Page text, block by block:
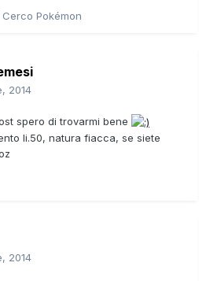
Pokémon
2014
spero di trovarmi bene
li.50, natura fiacca, se siete
2014